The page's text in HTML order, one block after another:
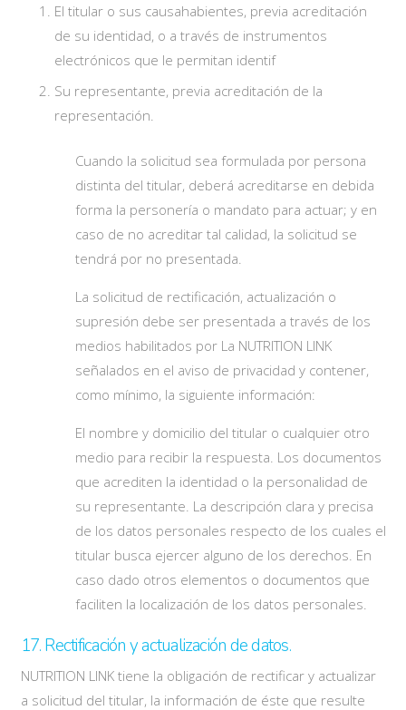
El titular o sus causahabientes, previa acreditación
de su identidad, o a través de instrumentos
electrónicos que le permitan identif
Su representante, previa acreditación de la
representación.
Cuando la solicitud sea formulada por persona
distinta del titular, deberá acreditarse en debida
forma la personería o mandato para actuar; y en
caso de no acreditar tal calidad, la solicitud se
tendrá por no presentada.
La solicitud de rectificación, actualización o
supresión debe ser presentada a través de los
medios habilitados por La NUTRITION LINK
señalados en el aviso de privacidad y contener,
como mínimo, la siguiente información:
El nombre y domicilio del titular o cualquier otro
medio para recibir la respuesta. Los documentos
que acrediten la identidad o la personalidad de
su representante. La descripción clara y precisa
de los datos personales respecto de los cuales el
titular busca ejercer alguno de los derechos. En
caso dado otros elementos o documentos que
faciliten la localización de los datos personales.
17. Rectificación y actualización de datos.
NUTRITION LINK tiene la obligación de rectificar y actualizar
a solicitud del titular, la información de éste que resulte